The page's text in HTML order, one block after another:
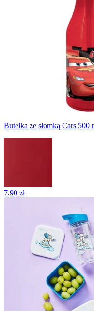
Butelka ze słomką Cars
7,90 zł